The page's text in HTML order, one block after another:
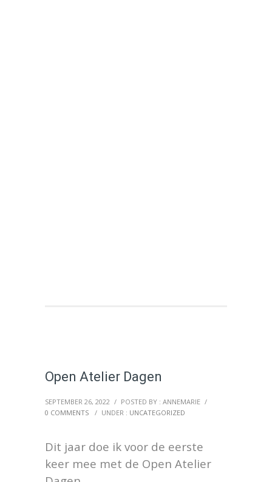
Open Atelier Dagen
SEPTEMBER 26, 2022 / POSTED BY : ANNEMARIE /
0 COMMENTS
/ UNDER : UNCATEGORIZED
Dit jaar doe ik voor de eerste
keer mee met de Open Atelier